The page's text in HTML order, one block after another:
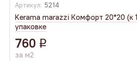
Артикул: 5214
Kerama marazzi Комфорт 20*20 (к
упаковке
760 q
за м2